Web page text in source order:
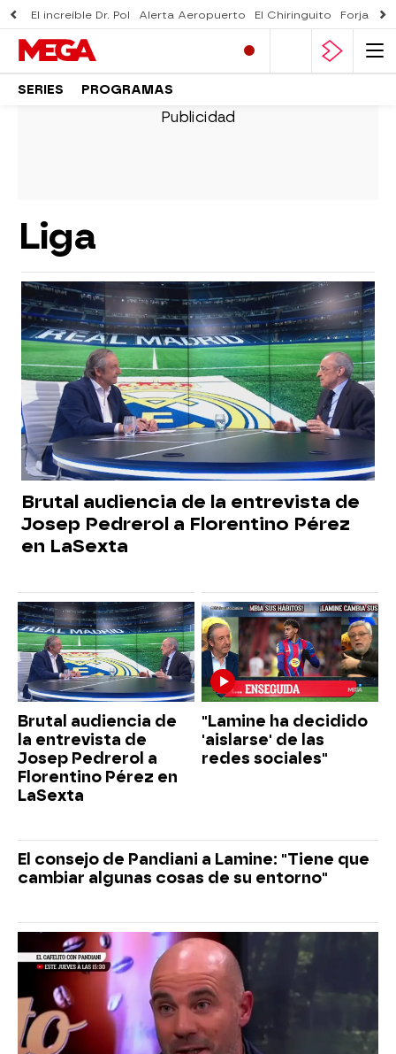
El increíble Dr. Pol Alerta Aeropuerto El Chiringuito Forjado
SERIES PROGRAMAS
Liga
Brutal audiencia de la entrevista de
Josep Pedrerol a Florentino Pérez
en LaSexta
Brutal audiencia de
la entrevista de
Josep Pedrerol a
Florentino Pérez en
LaSexta
"Lamine ha decidido
'aislarse' de las
redes sociales"
El consejo de Pandiani a Lamine: "Tiene que
cambiar algunas cosas de su entorno"